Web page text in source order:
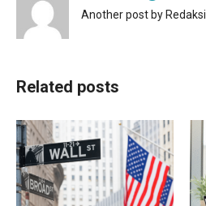
Another post by Redaksi
Related posts